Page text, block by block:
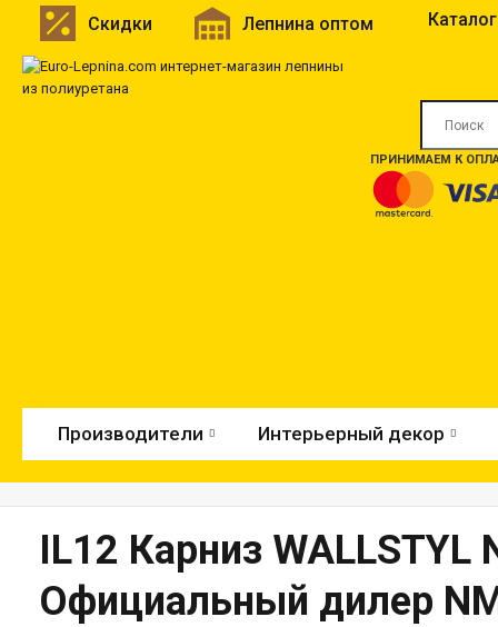
Скидки Лепнина оптом
ПРИНИМАЕМ К
Производители Интерьерный декор
IL12 Карниз
Официальный дилер